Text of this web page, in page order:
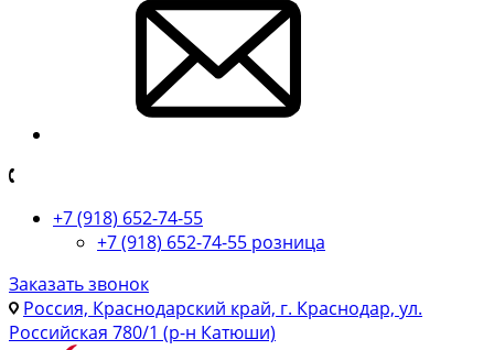
+7 (918) 652-74-55
+7 (918) 652-74-55 розница
Заказать звонок
Россия, Краснодарский край, г. Краснодар, ул.
Российская 780/1 (р-н Катюши)